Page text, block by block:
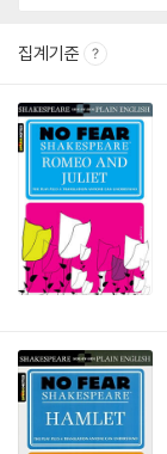
집계기준